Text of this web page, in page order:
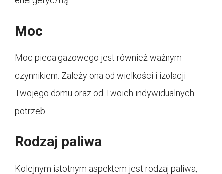
Moc
Moc pieca gazowego jest również ważnym
czynnikiem. Zależy ona od wielkości i izolacji
Twojego domu oraz od Twoich indywidualnych
potrzeb.
Rodzaj paliwa
Kolejnym istotnym aspektem jest rodzaj paliwa,